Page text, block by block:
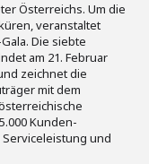
Österreichs. Um die
veranstaltet
Die siebte
am 21. Februar
zeichnet die
mit dem
Kunden-
und